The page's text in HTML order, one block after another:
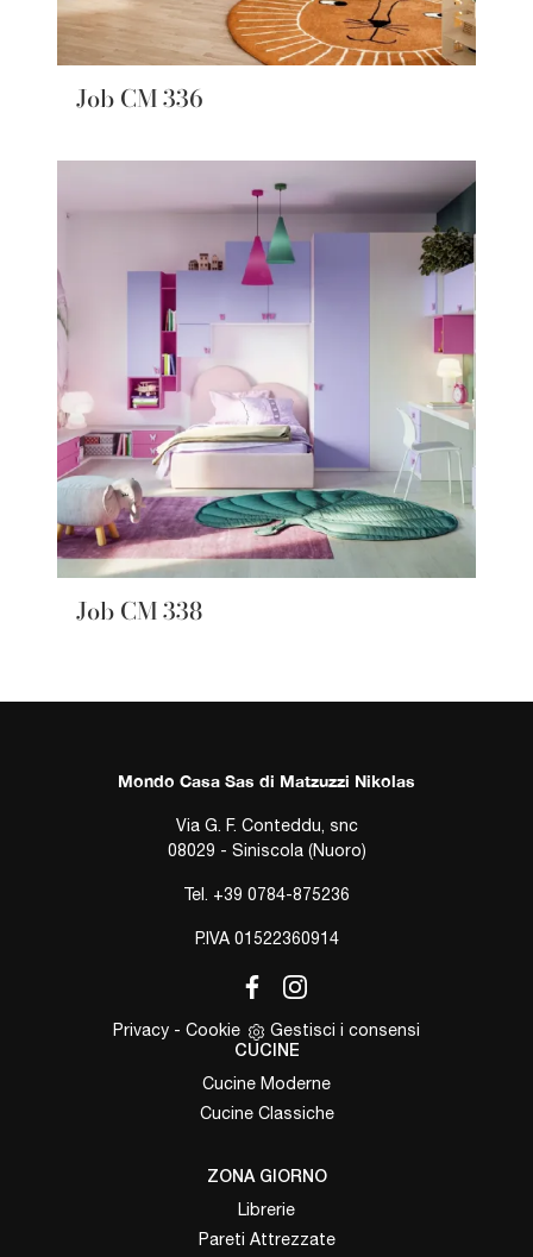
Job CM 336
Job CM 338
Mondo Casa Sas di Matzuzzi Nikolas
Via G. F. Conteddu, snc
08029 - Siniscola (Nuoro)
Tel. +39 0784-875236
P.IVA 01522360914
Privacy - Cookie Gestisci i consensi
CUCINE
Cucine Moderne
Cucine Classiche
ZONA GIORNO
Librerie
Pareti Attrezzate